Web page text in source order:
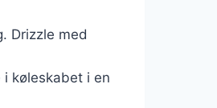
Drizzle med
køleskabet i en